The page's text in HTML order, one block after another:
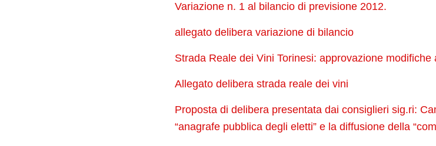
Variazione n. 1 al bilancio di previsione 2012.
allegato delibera variazione di bilancio
Strada Reale dei Vini Torinesi: approvazione modifiche
Allegato delibera strada reale dei vini
Proposta di delibera presentata dai consiglieri sig.ri:
“anagrafe pubblica degli eletti” e la diffusione della